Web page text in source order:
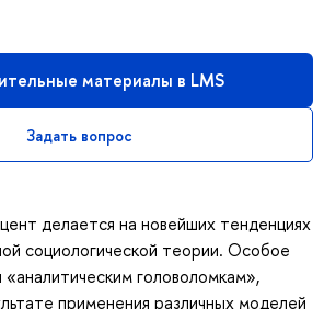
материалы в LMS
Задать вопрос
делается на новейших тенденциях
социологической теории. Особое
головоломкам»,
применения различных моделей